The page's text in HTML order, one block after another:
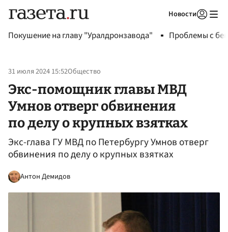
Новости
Покушение на главу "Уралдронзавода" Проблемы с
31 июля 2024 15:52Общество
Экс-помощник главы МВД
Умнов отверг обвинения
по делу о крупных взятках
Экс-глава ГУ МВД по Петербургу Умнов отверг
обвинения по делу о крупных взятках
Антон Демидов